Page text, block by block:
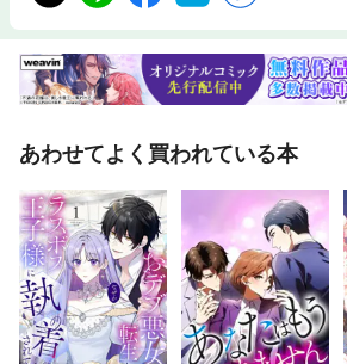
あわせてよく買われている本